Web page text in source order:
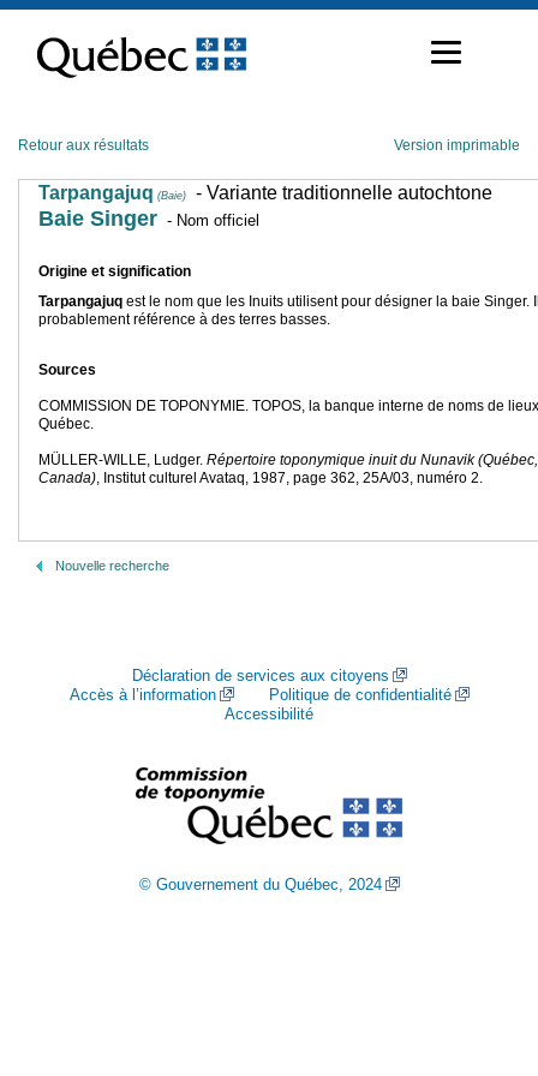
contenu
Retour aux résultats Version imprimable
Tarpangajuq (Baie) - Variante traditionnelle autochtone
Baie Singer - Nom officiel
Origine et signification
Tarpangajuq est le nom que les Inuits utilisent pour désigner la baie Singer.
probablement référence à des terres basses.
Sources
COMMISSION DE TOPONYMIE. TOPOS, la banque interne de noms de
Québec.
MÜLLER-WILLE, Ludger. Répertoire toponymique inuit du Nunavik (Québec,
Canada), Institut culturel Avataq, 1987, page 362, 25A/03, numéro 2.
Nouvelle recherche
Déclaration de services aux citoyens
Accès à l’information
Politique de confidentialité
Accessibilité
© Gouvernement du Québec, 2024